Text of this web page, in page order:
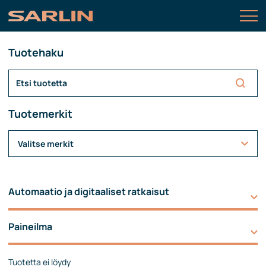
Tuotehaku
Tuotemerkit
Valitse merkit
Automaatio ja digitaaliset ratkaisut
Paineilma
Tuotetta ei löydy